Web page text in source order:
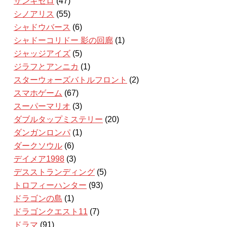
シノアリス (55)
シャドウバース (6)
シャドーコリドー 影の回廊 (1)
ジャッジアイズ (5)
ジラフとアンニカ (1)
スターウォーズバトルフロント (2)
スマホゲーム (67)
スーパーマリオ (3)
ダブルタップミステリー (20)
ダンガンロンパ (1)
ダークソウル (6)
デイメア1998 (3)
デスストランディング (5)
トロフィーハンター (93)
ドラゴンの島 (1)
ドラゴンクエスト11 (7)
ドラマ (91)